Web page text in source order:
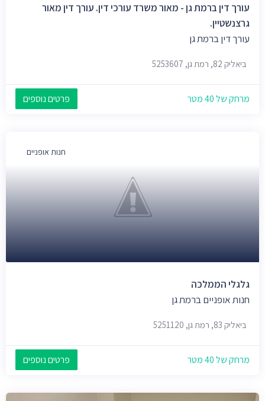
עורך דין ברמת גן - מאור משרד עורכי דין. עורך דין מאור
גרצנשטיין.
עורך דין ברמת גן
ביאליק 82, רמת גן, 5253607
מרחק של 40 מטר פרטים נוספים
חנות אופניים
גלגלי הממלכה
חנות אופניים ברמת גן
ביאליק 83, רמת גן, 5251120
מרחק של 40 מטר פרטים נוספים